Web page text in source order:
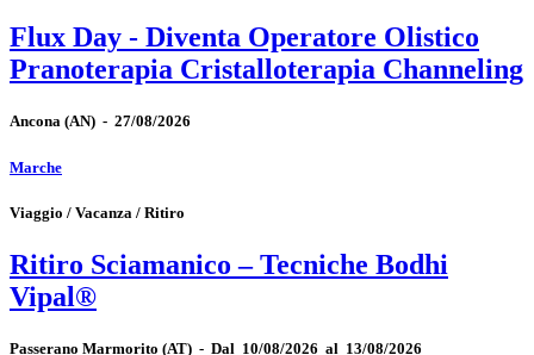
Flux Day - Diventa Operatore Olistico
Pranoterapia Cristalloterapia Channeling
Ancona (AN) - 27/08/2026
Marche
Viaggio / Vacanza / Ritiro
Ritiro Sciamanico – Tecniche Bodhi
Vipal®
Passerano Marmorito (AT) - Dal 10/08/2026 al 13/08/2026